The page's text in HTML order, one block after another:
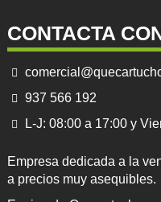
CONTACTA
937 566 192
L-J: 08:00 a 17:00 y
Empresa dedicada a la
a precios muy asequibles.